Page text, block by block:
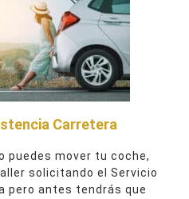
Carretera
puedes mover tu coche,
solicitando el Servicio
pero antes tendrás que